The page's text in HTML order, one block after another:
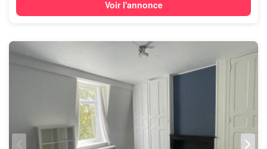
Voir l'annonce